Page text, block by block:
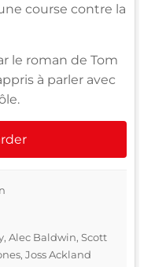
course contre la
le roman de Tom
à parler avec
Alec Baldwin, Scott
Joss Ackland